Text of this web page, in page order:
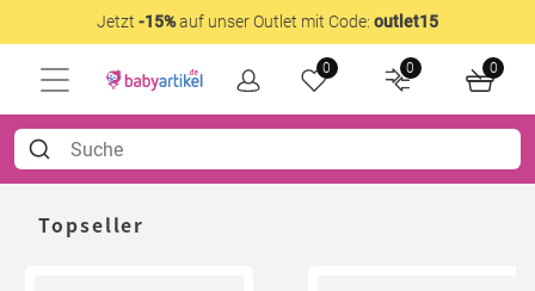
Jetzt -15%auf unser Outlet mit Code: outlet15
0 0 0
Topseller